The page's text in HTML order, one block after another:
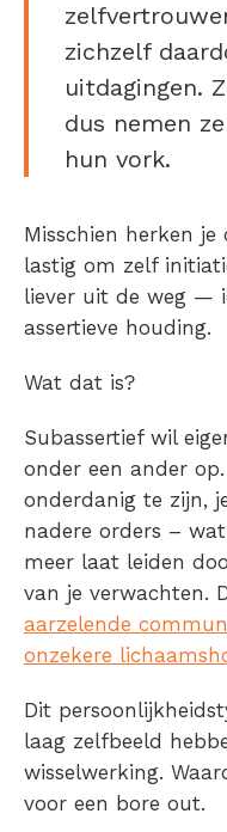
zichzelf
uitdagingen.
dus nemen
hun vork.
Misschien herken
lastig om zelf
liever uit de weg —
assertieve houding.
Wat dat is?
Subassertief wil
onder een ander
onderdanig te zijn,
nadere orders –
meer laat leiden
van je verwachten.
aarzelende
onzekere
Dit
laag zelfbeeld
wisselwerking.
voor een bore out.